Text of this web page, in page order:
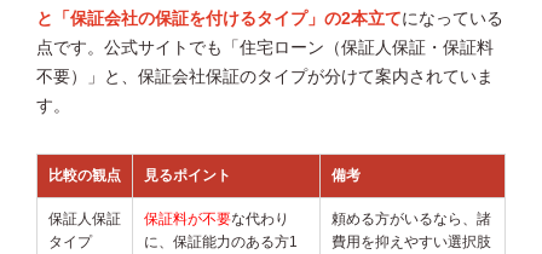
と「保証会社の保証を付けるタイプ」の2本立てになっている
点です。公式サイトでも「住宅ローン（保証人保証・保証料
不要）」と、保証会社保証のタイプが分けて案内されていま
す。
比較の観点 見るポイント 備考
保証人保証
タイプ
保証料が不要な代わり
に、保証能力のある方1
頼める方がいるなら、諸
費用を抑えやすい選択肢